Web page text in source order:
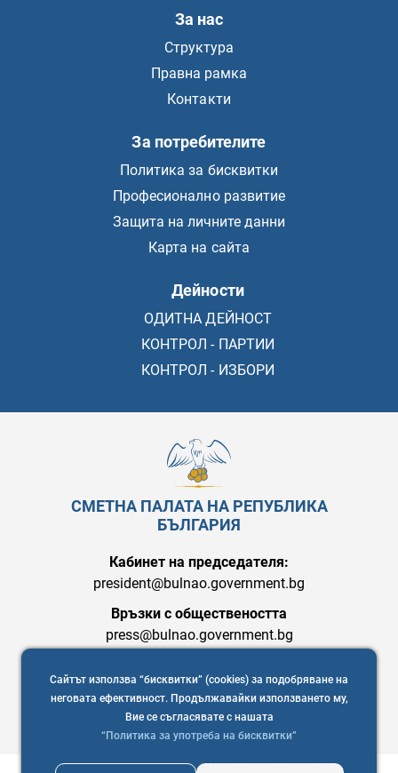
Сайтът използва “бисквитки” (cookies) за подобряване на
неговата ефективност. Продължавайки използването му,
Вие се съгласявате с нашата
“Политика за употреба на бисквитки”
За нас
Структура
Правна рамка
Контакти
За потребителите
Политика за бисквитки
Професионално развитие
Защита на личните данни
Карта на сайта
Дейности
ОДИТНА ДЕЙНОСТ
КОНТРОЛ - ПАРТИИ
КОНТРОЛ - ИЗБОРИ
СМЕТНА ПАЛАТА НА РЕПУБЛИКА
БЪЛГАРИЯ
Кабинет на председателя:
president@bulnao.government.bg
Връзки с обществеността
press@bulnao.government.bg